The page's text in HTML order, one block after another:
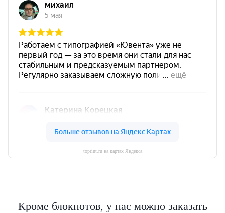
toprint.ru на картах Яндекса
Кроме блокнотов, у нас можно заказать